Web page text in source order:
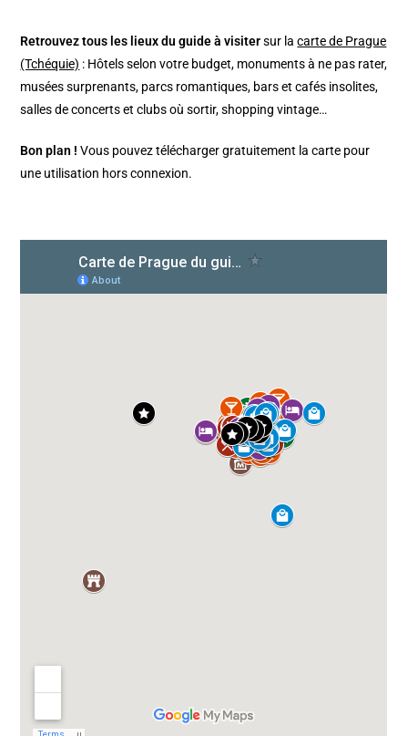
Retrouvez tous les lieux du guide à visitersur lacarte de Prague
(Tchéquie) : Hôtels selon votre budget, monuments à ne pas rater,
musées surprenants, parcs romantiques, bars et cafés insolites,
salles de concerts et clubs où sortir, shopping vintage…
Bon plan ! Vous pouvez télécharger gratuitement la carte pour
une utilisation hors connexion.